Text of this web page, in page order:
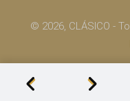
© 2026, CLÁSICO -